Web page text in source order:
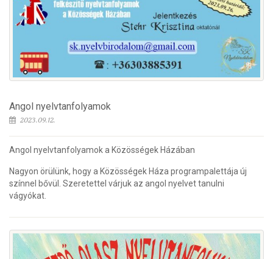
Angol nyelvtanfolyamok
2023.09.12.
Angol nyelvtanfolyamok a Közösségek Házában
Nagyon örülünk, hogy a Közösségek Háza programpalettája új
színnel bővül. Szeretettel várjuk az angol nyelvet tanulni
vágyókat.